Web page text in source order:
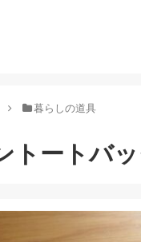
暮らしの道具
トートバ